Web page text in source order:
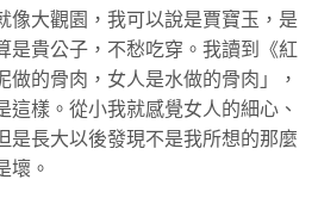
大觀園，我可以說是賈寶玉，是
是貴公子，不愁吃穿。我讀到《紅
做的骨肉，女人是水做的骨肉」，
這樣。從小我就感覺女人的細心、
是長大以後發現不是我所想的那麼
壞。